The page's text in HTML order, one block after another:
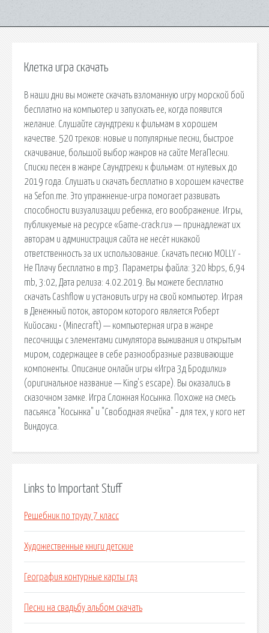
Клетка игра скачать
В наши дни вы можете скачать взломанную игру морской бой
бесплатно на компьютер и запускать ее, когда появится
желание. Слушайте саундтреки к фильмам в хорошем
качестве. 520 треков: новые и популярные песни, быстрое
скачивание, большой выбор жанров на сайте МегаПесни.
Списки песен в жанре Саундтреки к фильмам: от нулевых до
2019 года. Слушать и скачать бесплатно в хорошем качестве
на Sefon.me. Это упражнение-игра помогает развивать
способности визуализации ребенка, его воображение. Игры,
публикуемые на ресурсе «Game-crack.ru» — принадлежат их
авторам и администрация сайта не несёт никакой
ответственность за их использование. Скачать песню MOLLY -
Не Плачу бесплатно в mp3. Параметры файла: 320 kbps, 6,94
mb, 3:02, Дата релиза: 4.02.2019. Вы можете бесплатно
скачать Cashflow и установить игру на свой компьютер. Играя
в Денежный поток, автором которого является Роберт
Кийосаки • (Minecraft) — компьютерная игра в жанре
песочницы с элементами симулятора выживания и открытым
миром, содержащее в себе разнообразные развивающие
компоненты. Описание онлайн игры «Игра 3д Бродилки»
(оригинальное название — King's escape). Вы оказались в
сказочном замке. Игра Сложная Косынка. Похоже на смесь
пасьянса "Косынка" и "Свободная ячейка" - для тех, у кого нет
Виндоуса.
Links to Important Stuff
Решебник по труду 7 класс
Художественные книги детские
География контурные карты гдз
Песни на свадьбу альбом скачать